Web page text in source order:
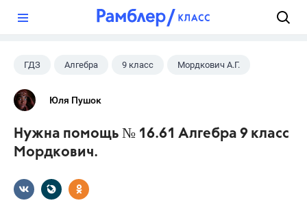
ГДЗ Алгебра 9 класс Мордкович А.Г.
Юля Пушок
Нужна помощь № 16.61 Алгебра 9 класс
Мордкович.